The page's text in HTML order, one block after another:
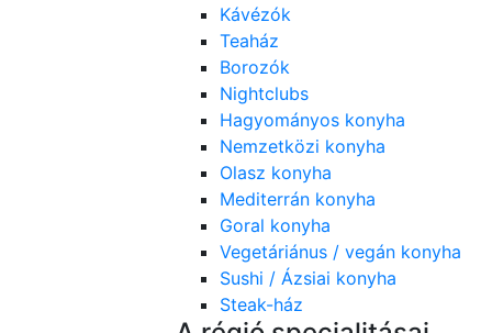
Kávézók
Teaház
Borozók
Nightclubs
Hagyományos konyha
Nemzetközi konyha
Olasz konyha
Mediterrán konyha
Goral konyha
Vegetáriánus / vegán konyha
Sushi / Ázsiai konyha
Steak-ház